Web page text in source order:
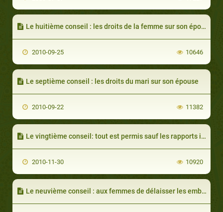
Le huitième conseil : les droits de la femme sur son époux
2010-09-25 10646
Le septième conseil : les droits du mari sur son épouse
2010-09-22 11382
Le vingtième conseil: tout est permis sauf les rapports intimes
2010-11-30 10920
Le neuvième conseil : aux femmes de délaisser les embellissements défendus